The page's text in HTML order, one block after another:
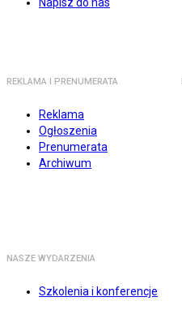
REKLAMA I PRENUMERATA
Reklama
Ogłoszenia
Prenumerata
Archiwum
NASZE WYDARZENIA
Szkolenia i konferencje